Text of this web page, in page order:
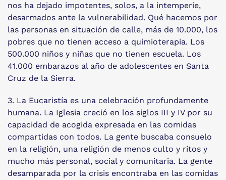
nos ha dejado impotentes, solos, a la intemperie,
desarmados ante la vulnerabilidad. Qué hacemos por
las personas en situación de calle, más de 10.000, los
pobres que no tienen acceso a quimioterapia. Los
500.000 niños y niñas que no tienen escuela. Los
41.000 embarazos al año de adolescentes en Santa
Cruz de la Sierra.
3. La Eucaristía es una celebración profundamente
humana. La Iglesia creció en los siglos III y IV por su
capacidad de acogida expresada en las comidas
compartidas con todos. La gente buscaba consuelo
en la religión, una religión de menos culto y ritos y
mucho más personal, social y comunitaria. La gente
desamparada por la crisis encontraba en las comidas